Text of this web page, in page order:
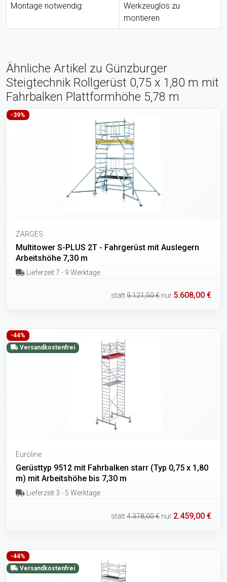
Montage notwendig:
Werkzeuglos zu
montieren
Ähnliche Artikel zu Günzburger
Steigtechnik Rollgerüst 0,75 x 1,80 m mit
Fahrbalken Plattformhöhe 5,78 m
-39%
ZARGES
Multitower S-PLUS 2T - Fahrgerüst mit Auslegern
Arbeitshöhe 7,30 m
Lieferzeit 7 - 9 Werktage
statt9.121,50 € nur 5.608,00 €
-44%
Versandkostenfrei
Euroline
Gerüsttyp 9512 mit Fahrbalken starr (Typ 0,75 x 1,80
m) mit Arbeitshöhe bis 7,30 m
Lieferzeit 3 - 5 Werktage
statt4.378,00 € nur 2.459,00 €
-44%
Versandkostenfrei